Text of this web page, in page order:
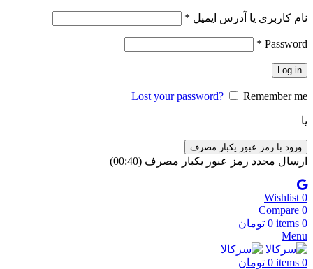
نام کاربری یا آدرس ایمیل *
Password
*
Log in
Lost your password? Remember me
یا
ورود با رمز عبور یکبار مصرف
ارسال مجدد رمز عبور یکبار مصرف (00:
40
)
0
Wishlist
0
Compare
0
items
0 تومان
Menu
0
items
0 تومان